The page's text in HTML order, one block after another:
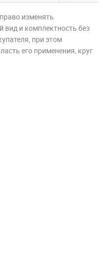
изменять
вид и комплектность без
при этом
его применения, круг